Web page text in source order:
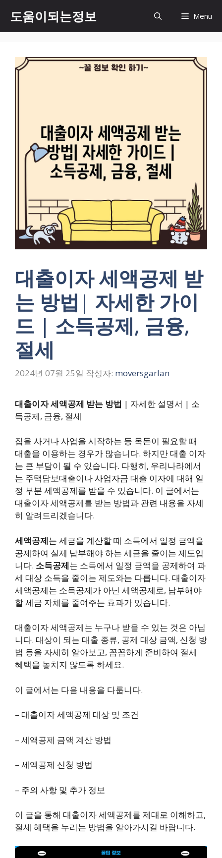
츠
도움이되는정보 Menu
대출이자 세액공제 받
는 방법| 자세한 가이
드 | 소득공제, 금융,
절세
2024년 07월 25일 작성자: moversgarlan
대출이자 세액공제 받는 방법 | 자세한 설명서 | 소
득공제, 금융, 절세
집을 사거나 사업을 시작하는 등 목돈이 필요할 때
대출을 이용하는 경우가 많습니다. 하지만 대출 이자
는 큰 부담이 될 수 있습니다. 다행히, 우리나라에서
는 주택담보대출이나 사업자금 대출 이자에 대해 일
정 부분 세액공제를 받을 수 있습니다. 이 글에서는
대출이자 세액공제를 받는 방법과 관련 내용을 자세
히 알려드리겠습니다.
세액공제는 세금을 계산할 때 소득에서 일정 금액을
공제하여 실제 납부해야 하는 세금을 줄이는 제도입
니다. 소득공제는 소득에서 일정 금액을 공제하여 과
세 대상 소득을 줄이는 제도와는 다릅니다. 대출이자
세액공제는 소득공제가 아닌 세액공제로, 납부해야
할 세금 자체를 줄여주는 효과가 있습니다.
대출이자 세액공제는 누구나 받을 수 있는 것은 아닙
니다. 대상이 되는 대출 종류, 공제 대상 금액, 신청 방
법 등을 자세히 알아보고, 꼼꼼하게 준비하여 절세
혜택을 놓치지 않도록 하세요.
이 글에서는 다음 내용을 다룹니다.
– 대출이자 세액공제 대상 및 조건
– 세액공제 금액 계산 방법
– 세액공제 신청 방법
– 주의 사항 및 추가 정보
이 글을 통해 대출이자 세액공제를 제대로 이해하고,
절세 혜택을 누리는 방법을 알아가시길 바랍니다.